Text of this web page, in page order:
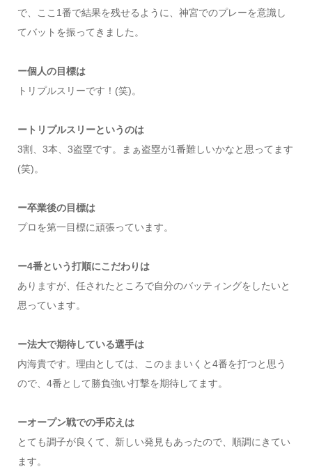
で、ここ1番で結果を残せるように、神宮でのプレーを意識し
てバットを振ってきました。
ー個人の目標は
トリプルスリーです！(笑)。
ートリプルスリーというのは
3割、3本、3盗塁です。まぁ盗塁が1番難しいかなと思ってます
(笑)。
ー卒業後の目標は
プロを第一目標に頑張っています。
ー4番という打順にこだわりは
ありますが、任されたところで自分のバッティングをしたいと
思っています。
ー法大で期待している選手は
内海貴です。理由としては、このままいくと4番を打つと思う
ので、4番として勝負強い打撃を期待してます。
ーオープン戦での手応えは
とても調子が良くて、新しい発見もあったので、順調にきてい
ます。